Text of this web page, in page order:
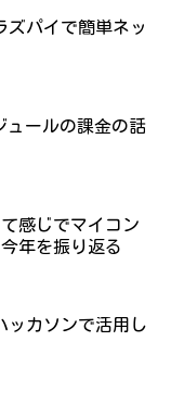
ズパイで簡単ネッ
ュールの課金の話
感じでマイコン
年を振り返る
ッカソンで活用し